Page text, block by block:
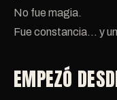
No fue magia.
Fue constancia… y
EMPEZÓ